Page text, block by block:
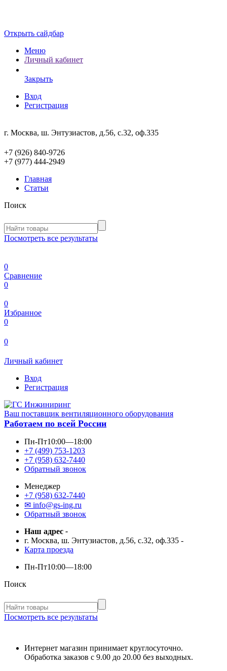
Открыть сайдбар
Меню
Личный кабинет
Закрыть
Вход
Регистрация
г. Москва, ш. Энтузиастов, д.56, с.32, оф.335
+7 (926) 840-9726
+7 (977) 444-2949
Главная
Статьи
Поиск
Посмотреть все результаты
0
Сравнение
0
0
Избранное
0
0
Личный кабинет
Вход
Регистрация
Ваш поставщик вентиляционного оборудования
Работаем по всей России
Пн-Пт10:00—18:00
+7 (499) 753-1203
+7 (958) 632-7440
Обратный звонок
Менеджер
+7 (958) 632-7440
✉ info@gs-ing.ru
Обратный звонок
Наш адрес -
г. Москва, ш. Энтузиастов, д.56, с.32, оф.335 -
Карта проезда
Пн-Пт10:00—18:00
Поиск
Посмотреть все результаты
Интернет магазин принимает круглосуточно.
Обработка заказов с 9.00 до 20.00 без выходных.